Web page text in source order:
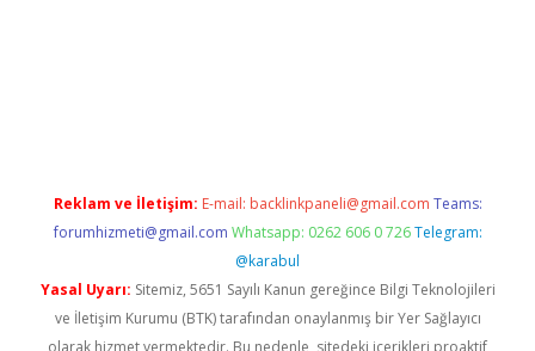
Reklam ve İletişim: E-mail: backlinkpaneli@gmail.com Teams:
forumhizmeti@gmail.com Whatsapp: 0262 606 0 726 Telegram:
@karabul
Yasal Uyarı: Sitemiz, 5651 Sayılı Kanun gereğince Bilgi Teknolojileri
ve İletişim Kurumu (BTK) tarafından onaylanmış bir Yer Sağlayıcı
olarak hizmet vermektedir. Bu nedenle, sitedeki içerikleri proaktif